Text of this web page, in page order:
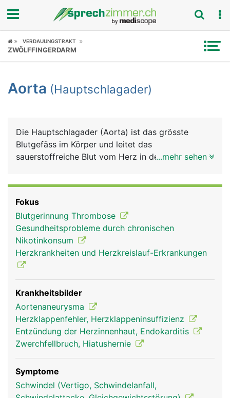
Fokus
Symptome
News
Rubriken
VERDAUUNGSTRAKT
ZWÖLFFINGERDARM
Aorta (Hauptschlagader)
Die Hauptschlagader (Aorta) ist das grösste
Blutgefäss im Körper und leitet das
sauerstoffreiche Blut vom Herz in den Körper. Sie
nach hinten und zieht dann durch den Brustkorb
und das Zwerchfell in den Bauchraum. Oberhalb
des Zwerchfells wird sie als Brustaorta, unterhalb
als Bauchaorta bezeichnet. Von ihr gehen wichtige
Blutgefässe ab: die Halsschlagadern zur
Versorgung des Gehirns und die beiden
Schlüsselbeinarterien, die die Arme versorgen. Im
Bauch entspringen aus der Aorta die grossen Äste
zur Versorgung der Bauchorgane und der Nieren.
In Höhe des Bauchnabels teilt sich die Aorta in die
beiden Beckenarterien auf zur Versorgung der
Beckenorgane und der Beine.
...mehr sehen
Fokus
Blutgerinnung Thrombose
Gesundheitsprobleme durch chronischen
Nikotinkonsum
Herzkrankheiten und Herzkreislauf-Erkrankungen
Krankheitsbilder
Aortenaneurysma
Herzklappenfehler, Herzklappeninsuffizienz
Entzündung der Herzinnenhaut, Endokarditis
Zwerchfellbruch, Hiatushernie
Symptome
Schwindel (Vertigo, Schwindelanfall,